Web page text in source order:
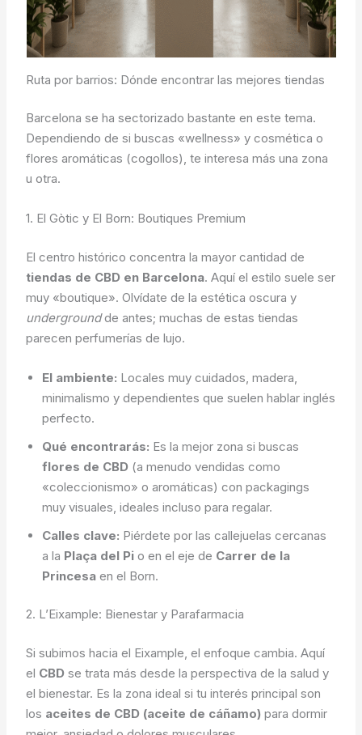
Ruta por barrios: Dónde encontrar las mejores tiendas
Barcelona se ha sectorizado bastante en este tema.
Dependiendo de si buscas «wellness» y cosmética o
flores aromáticas (cogollos), te interesa más una zona
u otra.
1. El Gòtic y El Born: Boutiques Premium
El centro histórico concentra la mayor cantidad de
tiendas de CBD en Barcelona. Aquí el estilo suele ser
muy «boutique». Olvídate de la estética oscura y
undergroundde antes; muchas de estas tiendas
parecen perfumerías de lujo.
El ambiente: Locales muy cuidados, madera,
minimalismo y dependientes que suelen hablar inglés
perfecto.
Qué encontrarás: Es la mejor zona si buscas
flores de CBD (a menudo vendidas como
«coleccionismo» o aromáticas) con packagings
muy visuales, ideales incluso para regalar.
Calles clave: Piérdete por las callejuelas cercanas
a la Plaça del Pi o en el eje de Carrer de la
Princesa en el Born.
2. L’Eixample: Bienestar y Parafarmacia
Si subimos hacia el Eixample, el enfoque cambia. Aquí
el CBD se trata más desde la perspectiva de la salud y
el bienestar. Es la zona ideal si tu interés principal son
los aceites de CBD (aceite de cáñamo) para dormir